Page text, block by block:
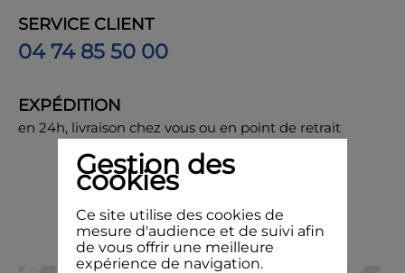
SERVICE CLIENT
04 74 85 50 00
EXPÉDITION
en 24h, livraison chez vous ou en point de retrait
Gestion des
cookies
Ce site utilise des cookies de
mesure d'audience et de suivi afin
de vous offrir une meilleure
expérience de navigation.